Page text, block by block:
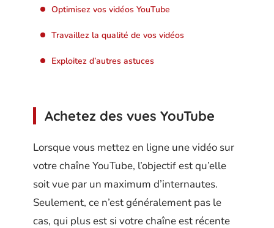
Optimisez vos vidéos YouTube
Travaillez la qualité de vos vidéos
Exploitez d’autres astuces
Achetez des vues YouTube
Lorsque vous mettez en ligne une vidéo sur
votre chaîne YouTube, l’objectif est qu’elle
soit vue par un maximum d’internautes.
Seulement, ce n’est généralement pas le
cas, qui plus est si votre chaîne est récente